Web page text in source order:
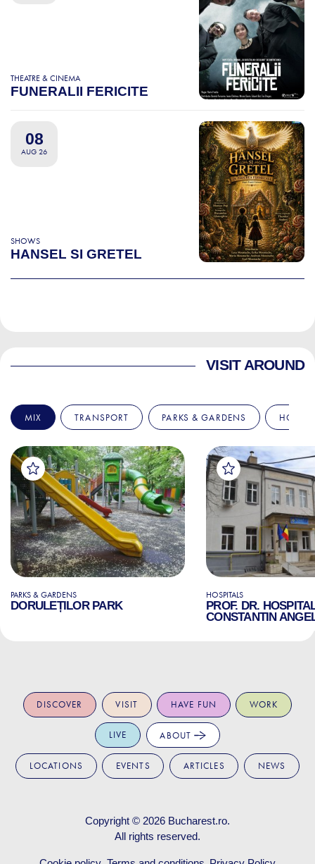
THEATRE & CINEMA
FUNERALII FERICITE
08
AUG 26
SHOWS
HANSEL SI GRETEL
VISIT AROUND
MIX TRANSPORT PARKS & GARDENS
PARKS & GARDENS
DORULEȚILOR PARK
HOSPITALS
PROF. DR.
CONSTANTIN
DISCOVER VISIT HAVE FUN WORK
LIVE ABOUT
LOCATIONS EVENTS ARTICLES NEWS
Copyright © 2026 Bucharest.ro.
All rights reserved.